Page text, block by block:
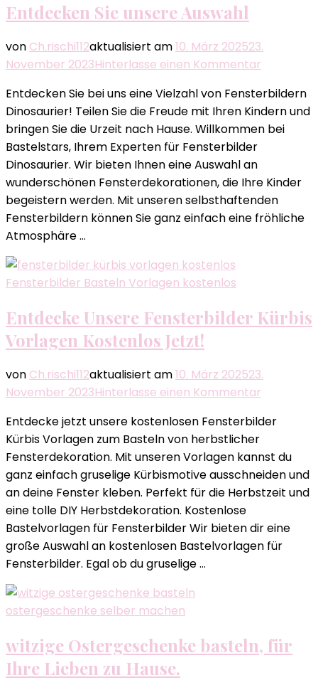
Entdecken Sie unsere Auswahl
von Ch.rischi112aktualisiert am10. März 202523.
November 2023Hinterlasse einen Kommentar
–
Auswahl
Entdecken Sie bei uns eine Vielzahl von Fensterbildern
Dinosaurier! Teilen Sie die Freude mit Ihren Kindern und
bringen Sie die Urzeit nach Hause. Willkommen bei
Bastelstars, Ihrem Experten für Fensterbilder
Dinosaurier. Wir bieten Ihnen eine Auswahl an
wunderschönen Fensterdekorationen, die Ihre Kinder
begeistern werden. Mit unseren selbsthaftenden
Fensterbildern können Sie ganz einfach eine fröhliche
Atmosphäre …
Fensterbilder Basteln Vorlagen kostenlos
Entdecke Unsere Fensterbilder Kürbis
Vorlagen Kostenlos Jetzt!
von Ch.rischi112aktualisiert am10. März 202523.
November 2023Hinterlasse einen Kommentar
Unsere
Kürbis
Vorlagen
Kostenlos
Entdecke jetzt unsere kostenlosen Fensterbilder
Kürbis Vorlagen zum Basteln von herbstlicher
Fensterdekoration. Mit unseren Vorlagen kannst du
ganz einfach gruselige Kürbismotive ausschneiden und
an deine Fenster kleben. Perfekt für die Herbstzeit und
eine tolle DIY Herbstdekoration. Kostenlose
Bastelvorlagen für Fensterbilder Wir bieten dir eine
große Auswahl an kostenlosen Bastelvorlagen für
Fensterbilder. Egal ob du gruselige …
ostergeschenke selber machen
witzige Ostergeschenke basteln, für
Ihre Lieben zu Hause.